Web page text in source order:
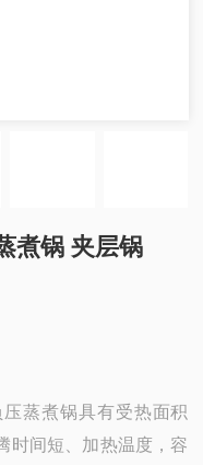
煮锅 夹层锅
蒸煮锅具有受热面积
时间短、加热温度，容